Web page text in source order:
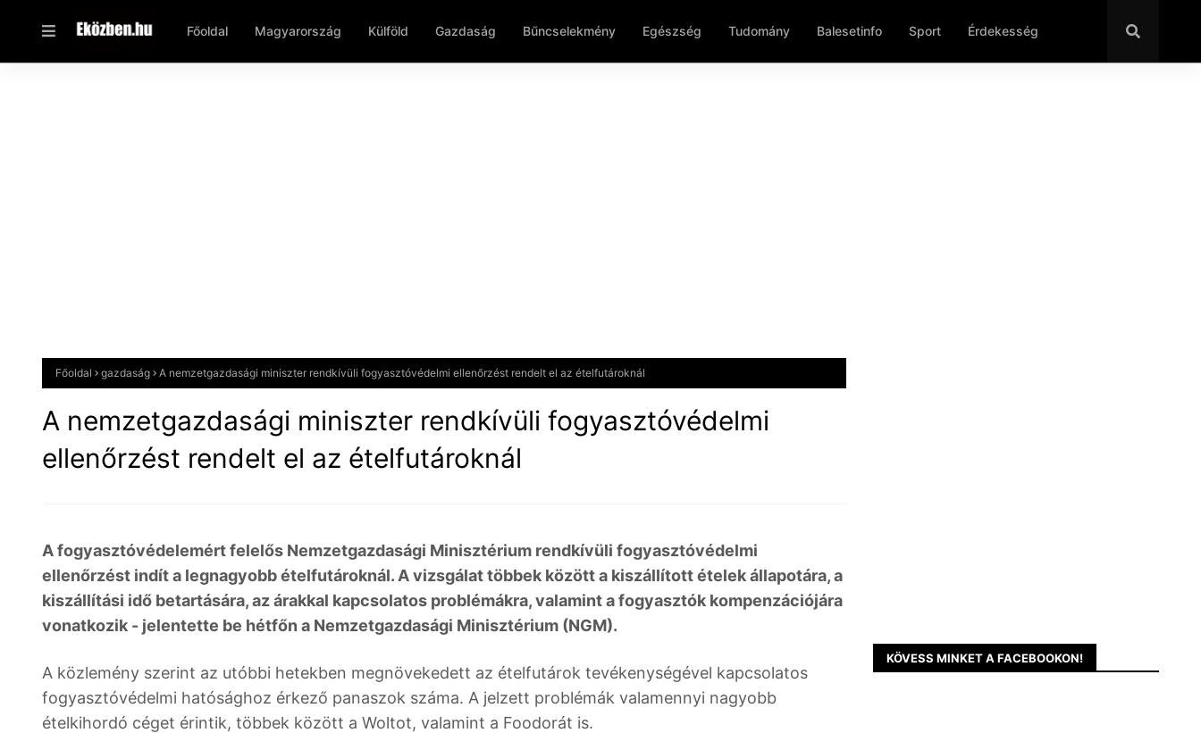
Főoldal Magyarország Külföld Gazdaság Bűncselekmény Egészség Tudomány Balesetinfo Sport Érdekesség
Főoldal gazdaság A nemzetgazdasági miniszter rendkívüli fogyasztóvédelmi ellenőrzést rendelt el az ételfutároknál
A nemzetgazdasági miniszter rendkívüli fogyasztóvédelmi
ellenőrzést rendelt el az ételfutároknál
A fogyasztóvédelemért felelős Nemzetgazdasági Minisztérium rendkívüli fogyasztóvédelmi
ellenőrzést indít a legnagyobb ételfutároknál. A vizsgálat többek között a kiszállított ételek állapotára, a
kiszállítási idő betartására, az árakkal kapcsolatos problémákra, valamint a fogyasztók kompenzációjára
vonatkozik - jelentette be hétfőn a Nemzetgazdasági Minisztérium (NGM).
A közlemény szerint az utóbbi hetekben megnövekedett az ételfutárok tevékenységével kapcsolatos
fogyasztóvédelmi hatósághoz érkező panaszok száma. A jelzett problémák valamennyi nagyobb
ételkihordó céget érintik, többek között a Woltot, valamint a Foodorát is.
KÖVESS MINKET A FACEBOOKON!